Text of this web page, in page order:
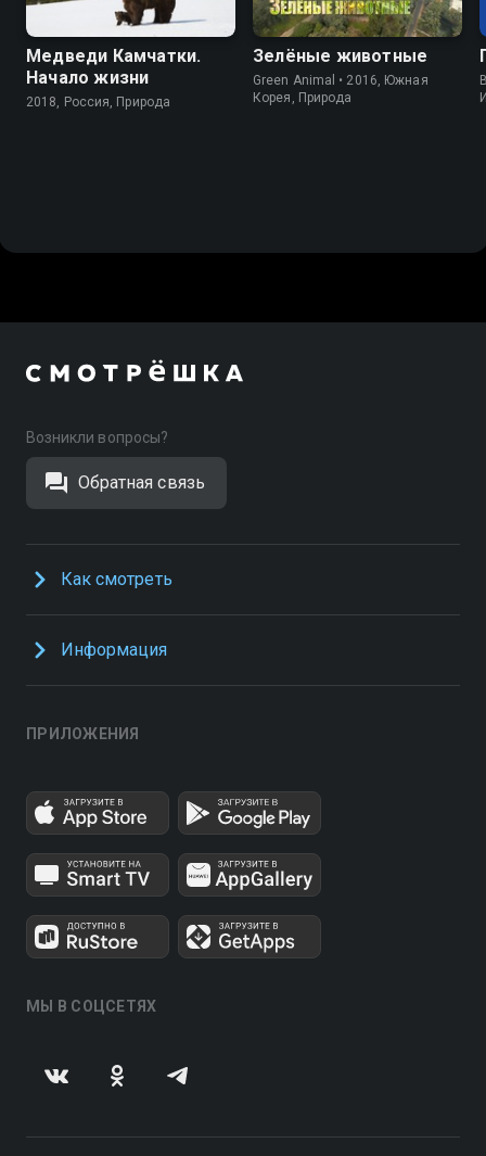
Медведи Камчатки.
Начало жизни
2018, Россия, Природа
Зелёные животные
Green Animal • 2016, Южная
Корея, Природа
Возникли вопросы?
Обратная связь
Как смотреть
Информация
ПРИЛОЖЕНИЯ
МЫ В СОЦСЕТЯХ